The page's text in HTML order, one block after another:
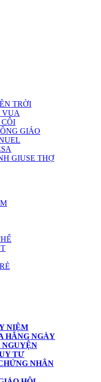
TRỜI
VUA
GIÁO
GIUSE THỢ
NIỆM
HẰNG NGÀY
NGUYỆN
TƯ
NHÂN